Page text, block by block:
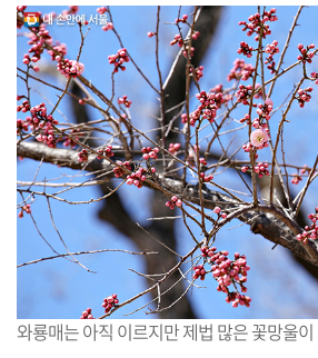
와룡매는 아직 이르지만 제법 많은 꽃망울